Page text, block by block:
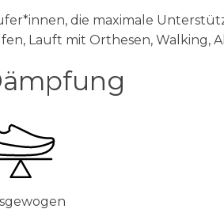
die maximale
Lauft mit Orthesen, Walking,